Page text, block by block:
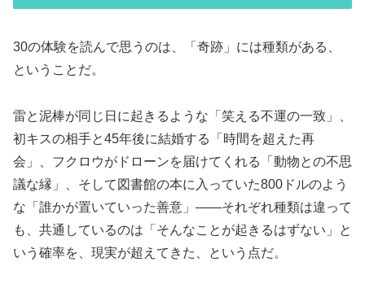
30の体験を読んで思うのは、「奇跡」には種類がある、
ということだ。
雷と泥棒が同じ日に起きるような「笑える不運の一致」、
初キスの相手と45年後に結婚する「時間を超えた再
会」、フクロウがドローンを届けてくれる「動物との不思
議な縁」、そして図書館の本に入っていた800ドルのよう
な「誰かが置いていった善意」——それぞれ種類は違って
も、共通しているのは「そんなことが起きるはずない」と
いう確率を、現実が超えてきた、という点だ。